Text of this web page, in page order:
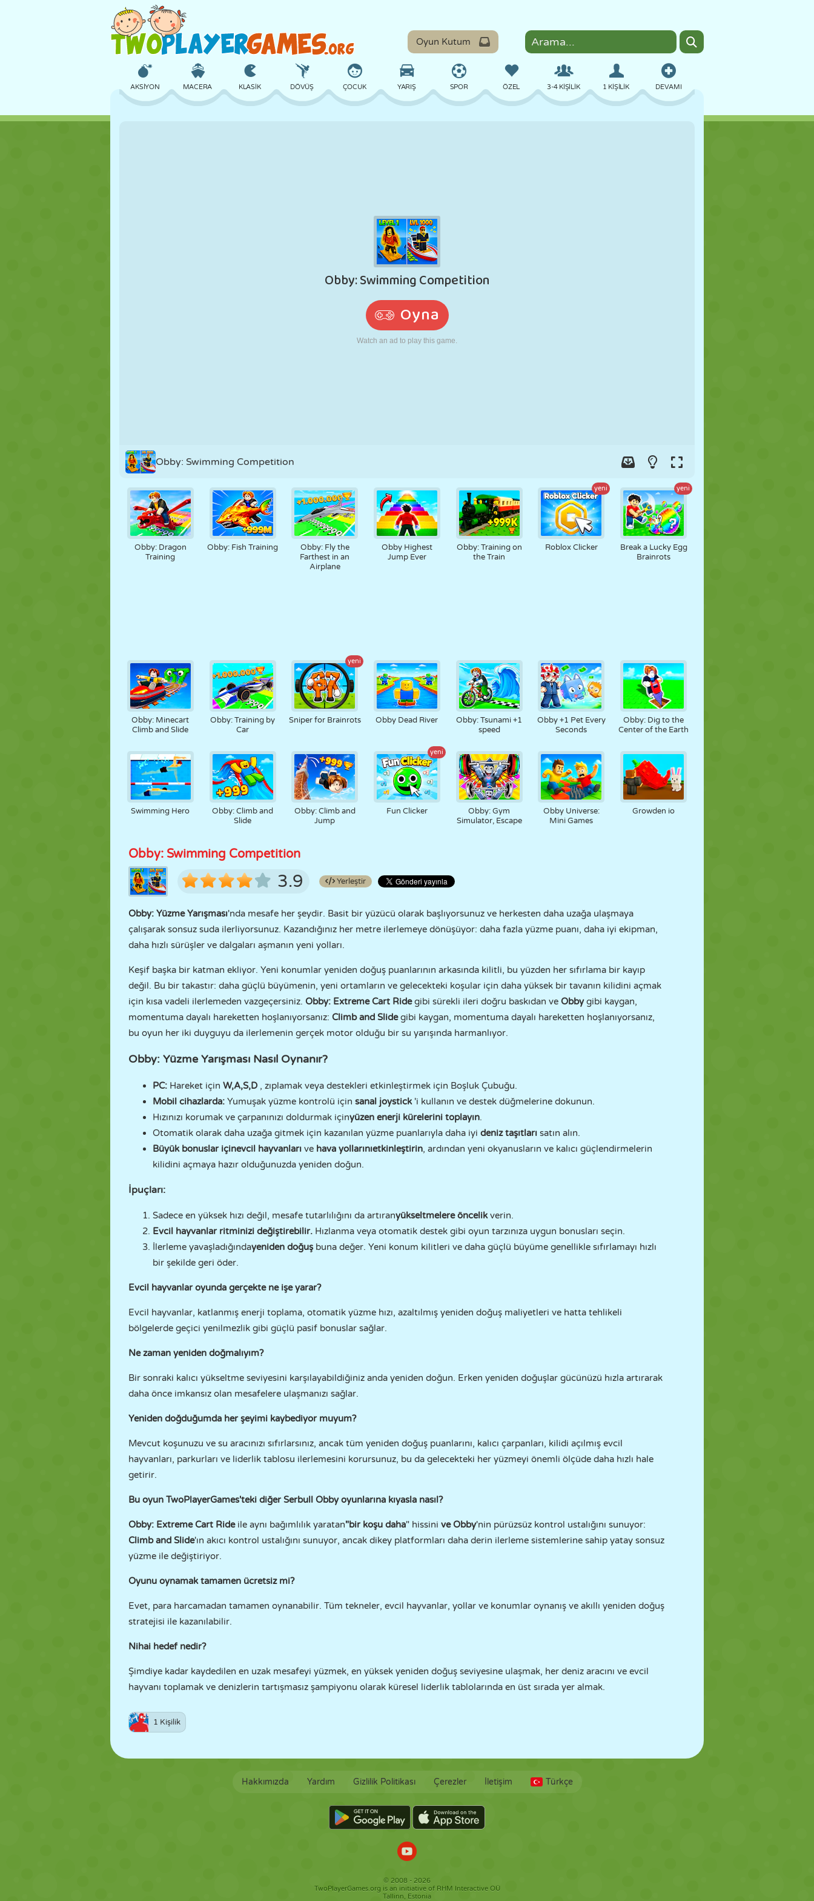
Oyun Kutum
DEVAMI
AKSIYON MACERA KLASIK DÖVÜŞ ÇOCUK YARIŞ SPOR ÖZEL 3-4 KIŞILIK 1 KIŞILIK
CANAVAR
ROBOT KOŞU OKUL
Obby: Swimming Competition
Obby: Dragon
Training
Obby: Fish Training
Obby: Fly the
Farthest in an
Airplane
Obby Highest
Jump Ever
Obby: Training on
the Train
yeni
Roblox Clicker
yeni
Break a Lucky Egg
Brainrots
Obby: Minecart
Climb and Slide
Obby: Training by
Car
yeni
Sniper for Brainrots Obby Dead River
Obby: Tsunami +1
speed
Obby +1 Pet Every
Seconds
Obby: Dig to the
Center of the Earth
Swimming Hero
Obby: Climb and
Slide
Obby: Climb and
Jump
yeni
Fun Clicker
Obby: Gym
Simulator, Escape
Obby Universe:
Mini Games
Growden io
Obby: Swimming Competition
3.9 Yerleştir
Obby: Yüzme Yarışması'nda mesafe her şeydir. Basit bir yüzücü olarak başlıyorsunuz ve herkesten daha uzağa ulaşmaya
çalışarak sonsuz suda ilerliyorsunuz. Kazandığınız her metre ilerlemeye dönüşüyor: daha fazla yüzme puanı, daha iyi ekipman,
daha hızlı sürüşler ve dalgaları aşmanın yeni yolları.
Keşif başka bir katman ekliyor. Yeni konumlar yeniden doğuş puanlarının arkasında kilitli, bu yüzden her sıfırlama bir kayıp
değil. Bu bir takastır: daha güçlü büyümenin, yeni ortamların ve gelecekteki koşular için daha yüksek bir tavanın kilidini açmak
için kısa vadeli ilerlemeden vazgeçersiniz. Obby: Extreme Cart Ridegibi sürekli ileri doğru baskıdan ve Obbygibi kaygan,
momentuma dayalı hareketten hoşlanıyorsanız: Climb and Slidegibi kaygan, momentuma dayalı hareketten hoşlanıyorsanız,
bu oyun her iki duyguyu da ilerlemenin gerçek motor olduğu bir su yarışında harmanlıyor.
Obby: Yüzme Yarışması Nasıl Oynanır?
PC: Hareket için W,A,S,D , zıplamak veya destekleri etkinleştirmek için Boşluk Çubuğu.
Mobil cihazlarda: Yumuşak yüzme kontrolü için sanal joystick'i kullanın ve destek düğmelerine dokunun.
Hızınızı korumak ve çarpanınızı doldurmak içinyüzen enerji kürelerini toplayın.
Otomatik olarak daha uzağa gitmek için kazanılan yüzme puanlarıyla daha iyi deniz taşıtları satın alın.
Büyük bonuslar içinevcil hayvanları ve hava yollarınıetkinleştirin, ardından yeni okyanusların ve kalıcı güçlendirmelerin
kilidini açmaya hazır olduğunuzda yeniden doğun.
İpuçları:
Sadece en yüksek hızı değil, mesafe tutarlılığını da artıranyükseltmelere öncelikverin.
Evcil hayvanlar ritminizi değiştirebilir. Hızlanma veya otomatik destek gibi oyun tarzınıza uygun bonusları seçin.
İlerleme yavaşladığındayeniden doğuşbuna değer. Yeni konum kilitleri ve daha güçlü büyüme genellikle sıfırlamayı hızlı
bir şekilde geri öder.
Evcil hayvanlar oyunda gerçekte ne işe yarar?
Evcil hayvanlar, katlanmış enerji toplama, otomatik yüzme hızı, azaltılmış yeniden doğuş maliyetleri ve hatta tehlikeli
bölgelerde geçici yenilmezlik gibi güçlü pasif bonuslar sağlar.
Ne zaman yeniden doğmalıyım?
Bir sonraki kalıcı yükseltme seviyesini karşılayabildiğiniz anda yeniden doğun. Erken yeniden doğuşlar gücünüzü hızla artırarak
daha önce imkansız olan mesafelere ulaşmanızı sağlar.
Yeniden doğduğumda her şeyimi kaybediyor muyum?
Mevcut koşunuzu ve su aracınızı sıfırlarsınız, ancak tüm yeniden doğuş puanlarını, kalıcı çarpanları, kilidi açılmış evcil
hayvanları, parkurları ve liderlik tablosu ilerlemesini korursunuz, bu da gelecekteki her yüzmeyi önemli ölçüde daha hızlı hale
getirir.
Bu oyun TwoPlayerGames'teki diğer Serbull Obby oyunlarına kıyasla nasıl?
Obby: Extreme Cart Ride ile aynı bağımlılık yaratan"bir koşu daha" hissini veObby'nin pürüzsüz kontrol ustalığını sunuyor:
Climb and Slide'ın akıcı kontrol ustalığını sunuyor, ancak dikey platformları daha derin ilerleme sistemlerine sahip yatay sonsuz
yüzme ile değiştiriyor.
Oyunu oynamak tamamen ücretsiz mi?
Evet, para harcamadan tamamen oynanabilir. Tüm tekneler, evcil hayvanlar, yollar ve konumlar oynanış ve akıllı yeniden doğuş
stratejisi ile kazanılabilir.
Nihai hedef nedir?
Şimdiye kadar kaydedilen en uzak mesafeyi yüzmek, en yüksek yeniden doğuş seviyesine ulaşmak, her deniz aracını ve evcil
hayvanı toplamak ve denizlerin tartışmasız şampiyonu olarak küresel liderlik tablolarında en üst sırada yer almak.
1 Kişilik
Hakkımızda Yardım Gizlilik Politikası Çerezler İletişim Türkçe
© 2008 - 2026
TwoPlayerGames.org is an initiative of RHM Interactive OÜ
Tallinn, Estonia